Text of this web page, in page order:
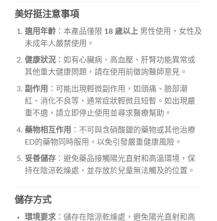
美好挺注意事項
適用年齡：本產品僅限 18 歲以上 男性使用，女性及
未成年人嚴禁使用。
健康狀況：如有心臟病、高血壓、肝腎功能異常或
其他重大健康問題，請在使用前徵詢醫師意見。
副作用
：可能出現輕微副作用，如頭痛、臉部潮
紅、消化不良等，通常症狀輕微且短暫。如出現嚴
重不適，請立即停止使用並尋求醫療幫助。
藥物相互作用
：不可與含硝酸鹽的藥物或其他治療
ED的藥物同時服用，以免引發嚴重健康風險。
妥善儲存：避免藥品接觸陽光直射和高溫環境，保
持在陰涼乾燥處，並存放於兒童無法觸及的位置。
儲存方式
環境要求：儲存在陰涼乾燥處，避免陽光直射和高